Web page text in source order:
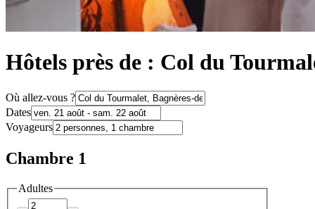
Hôtels près de : Col du
Où allez-vous ?
Dates
Voyageurs
Chambre 1
Adultes